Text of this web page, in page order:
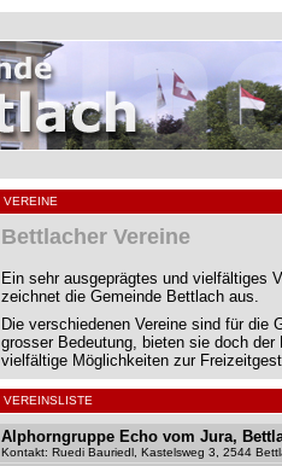
VEREINE
Bettlacher Vereine
Ein sehr ausgeprägtes und vielfältiges
zeichnet die Gemeinde Bettlach aus.
Die verschiedenen Vereine sind für die
grosser Bedeutung, bieten sie doch der
vielfältige Möglichkeiten zur
VEREINSLISTE
Alphorngruppe Echo vom Jura,
Kontakt: Ruedi Bauriedl, Kastelsweg 3, 2544